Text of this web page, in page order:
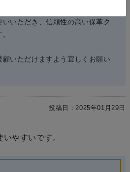
整えるのにピッタリのクリームで
いただき、信頼性の高い保革ク
いただけますよう宜しくお願い
投稿日： 2025年01月29日
やすいです。